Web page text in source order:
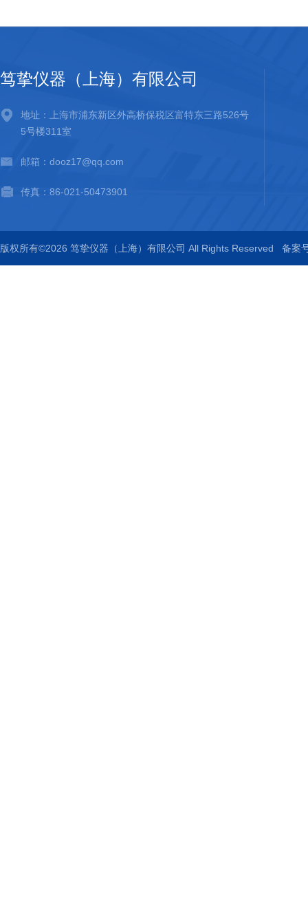
笃挚仪器（上海）有限公司
地址：上海市浦东新区外高桥保税区富特东三路526号
5号楼311室
邮箱：dooz17@qq.com
传真：86-021-50473901
版权所有©2026 笃挚仪器（上海）有限公司 All Rights Reserved 备案